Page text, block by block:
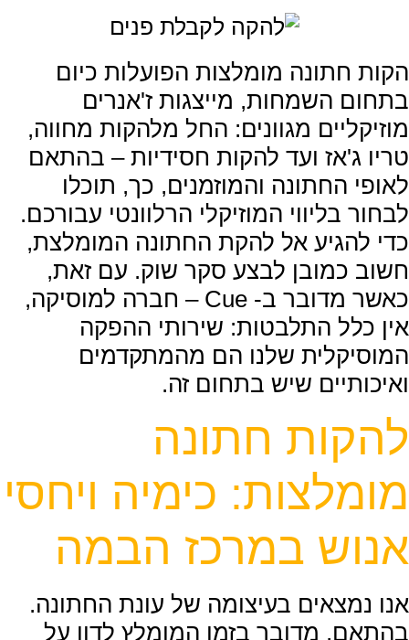
הקות חתונה מומלצות הפועלות כיום
בתחום השמחות, מייצגות ז'אנרים
מוזיקליים מגוונים: החל מלהקות מחווה,
טריו ג'אז ועד להקות חסידיות – בהתאם
לאופי החתונה והמוזמנים, כך, תוכלו
לבחור בליווי המוזיקלי הרלוונטי עבורכם.
כדי להגיע אל להקת החתונה המומלצת,
חשוב כמובן לבצע סקר שוק. עם זאת,
כאשר מדובר ב- Cue – חברה למוסיקה,
אין כלל התלבטות: שירותי ההפקה
המוסיקלית שלנו הם מהמתקדמים
ואיכותיים שיש בתחום זה.
להקות חתונה
מומלצות: כימיה ויחסי
אנוש במרכז הבמה
אנו נמצאים בעיצומה של עונת החתונה.
בהתאם, מדובר בזמן המומלץ לדון על